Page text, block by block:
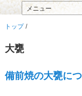
トップ/
大甕
備前焼の大甕に